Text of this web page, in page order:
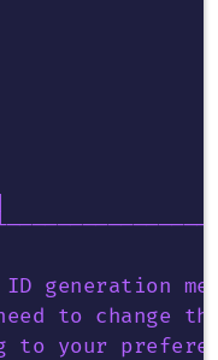
generation
to change
to your